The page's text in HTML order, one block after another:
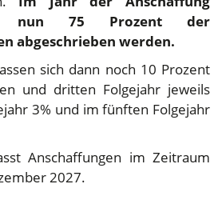
nun 75 Prozent der
abgeschrieben werden.
sich dann noch 10 Prozent
und dritten Folgejahr jeweils
3% und im fünften Folgejahr
Anschaffungen im Zeitraum
2027.